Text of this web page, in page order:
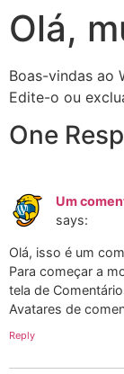
Olá,
Boas-vindas ao
Edite-o ou
One
Um
says:
Olá, isso é um
Para começar a
tela de
Avatares de
Reply